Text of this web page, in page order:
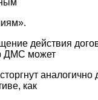
действия
ДМС может
как